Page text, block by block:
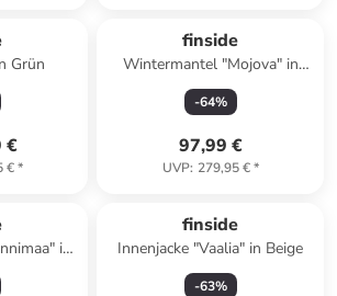
Grün
€
€*
finside
Wintermantel "Mojova" in
Bordeaux
-64%
97,99 €
UVP: 279,95 €*
in
finside
Innenjacke "Vaalia" in Beige
-63%